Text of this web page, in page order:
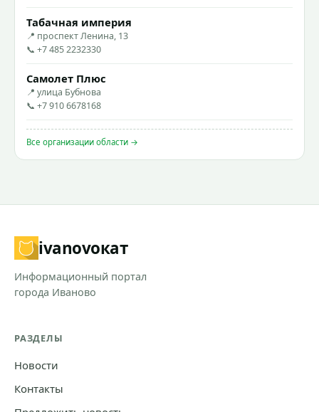
Табачная империя
📍 проспект Ленина, 13
📞 +7 485 2232330
Самолет Плюс
📍 улица Бубнова
📞 +7 910 6678168
Все организации области →
ivanovoкат
Информационный портал
города Иваново
РАЗДЕЛЫ
Новости
Контакты